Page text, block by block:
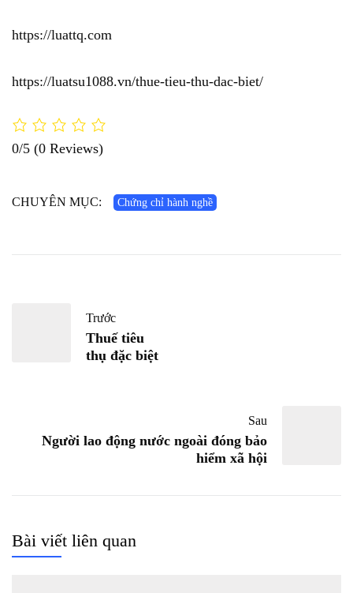
https://luattq.com
https://luatsu1088.vn/thue-tieu-thu-dac-biet/
0/5 (0 Reviews)
CHUYÊN MỤC: Chứng chỉ hành nghề
Trước
Thuế tiêu
thụ đặc biệt
Sau
Người lao động nước ngoài đóng bảo
hiểm xã hội
Bài viết liên quan